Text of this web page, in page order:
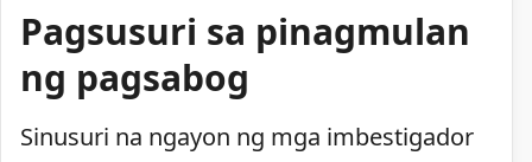
Pagsusuri sa pinagmulan
ng pagsabog
Sinusuri na ngayon ng mga imbestigador